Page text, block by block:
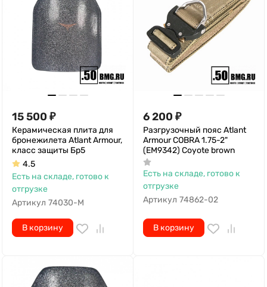
15 500 ₽
Керамическая плита для
бронежилета Atlant Armour,
класс защиты Бр5
4.5
Есть на складе, готово к
отгрузке
Артикул 74030-M
В корзину
6 200 ₽
Разгрузочный пояс Atlant
Armour COBRA 1.75-2"
(EM9342) Coyote brown
Есть на складе, готово к
отгрузке
Артикул 74862-02
В корзину